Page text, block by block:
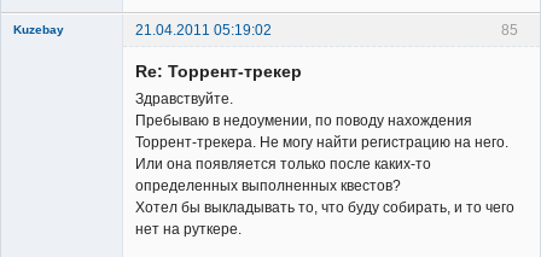
85
Kuzebay
21.04.2011 05:19:02
Re: Торрент-трекер
Здравствуйте.
Пребываю в недоумении, по поводу нахождения
Торрент-трекера. Не могу найти регистрацию на него.
Или она появляется только после каких-то
определенных выполненных квестов?
Хотел бы выкладывать то, что буду собирать, и то чего
нет на руткере.